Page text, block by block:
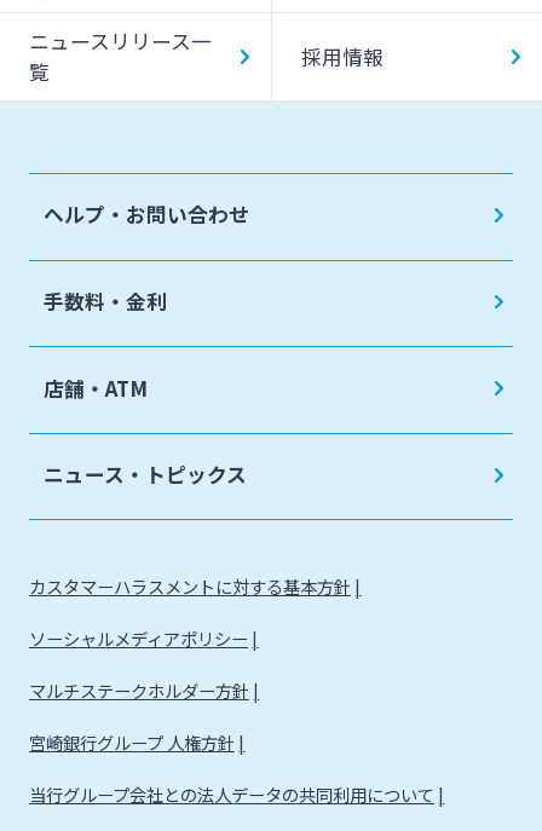
ニュースリリース一
覧
採用情報
ヘルプ・お問い合わせ
手数料・金利
店舗・ATM
ニュース・トピックス
カスタマーハラスメントに対する基本方針
ソーシャルメディアポリシー
マルチステークホルダー方針
宮崎銀行グループ 人権方針
当行グループ会社との法人データの共同利用について